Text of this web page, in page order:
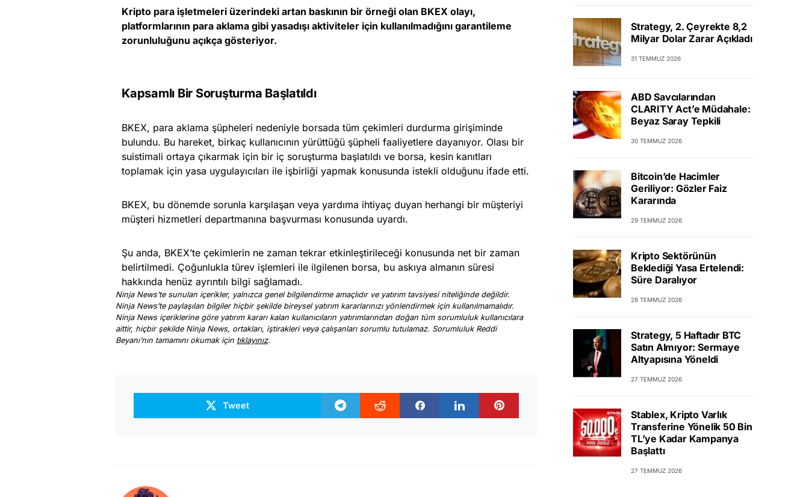
Kripto para işletmeleri üzerindeki artan baskının bir örneği olan BKEX olayı,
platformlarının para aklama gibi yasadışı aktiviteler için kullanılmadığını garantileme
zorunluluğunu açıkça gösteriyor.
Kapsamlı Bir Soruşturma Başlatıldı
BKEX, para aklama şüpheleri nedeniyle borsada tüm çekimleri durdurma girişiminde
bulundu. Bu hareket, birkaç kullanıcının yürüttüğü şüpheli faaliyetlere dayanıyor. Olası bir
suistimali ortaya çıkarmak için bir iç soruşturma başlatıldı ve borsa, kesin kanıtları
toplamak için yasa uygulayıcıları ile işbirliği yapmak konusunda istekli olduğunu ifade etti.
BKEX, bu dönemde sorunla karşılaşan veya yardıma ihtiyaç duyan herhangi bir müşteriyi
müşteri hizmetleri departmanına başvurması konusunda uyardı.
Şu anda, BKEX’te çekimlerin ne zaman tekrar etkinleştirileceği konusunda net bir zaman
belirtilmedi. Çoğunlukla türev işlemleri ile ilgilenen borsa, bu askıya almanın süresi
hakkında henüz ayrıntılı bilgi sağlamadı.
Ninja News’te sunulan içerikler, yalnızca genel bilgilendirme amaçlıdır ve yatırım tavsiyesi niteliğinde değildir.
Ninja News’te paylaşılan bilgiler hiçbir şekilde bireysel yatırım kararlarınızı yönlendirmek için kullanılmamalıdır.
Ninja News içeriklerine göre yatırım kararı kalan kullanıcıların yatırımlarından doğan tüm sorumluluk kullanıcılara
aittir, hiçbir şekilde Ninja News, ortakları, iştirakleri veya çalışanları sorumlu tutulamaz. Sorumluluk Reddi
Beyanı’nın tamamını okumak için tıklayınız.
Tweet
Strategy, 2. Çeyrekte 8,2
Milyar Dolar Zarar Açıkladı
31 TEMMUZ 2026
ABD Savcılarından
CLARITY Act’e Müdahale:
Beyaz Saray Tepkili
30 TEMMUZ 2026
Bitcoin’de Hacimler
Geriliyor: Gözler Faiz
Kararında
29 TEMMUZ 2026
Kripto Sektörünün
Beklediği Yasa Ertelendi:
Süre Daralıyor
28 TEMMUZ 2026
Strategy, 5 Haftadır BTC
Satın Almıyor: Sermaye
Altyapısına Yöneldi
27 TEMMUZ 2026
Stablex, Kripto Varlık
Transferine Yönelik 50 Bin
TL’ye Kadar Kampanya
Başlattı
27 TEMMUZ 2026